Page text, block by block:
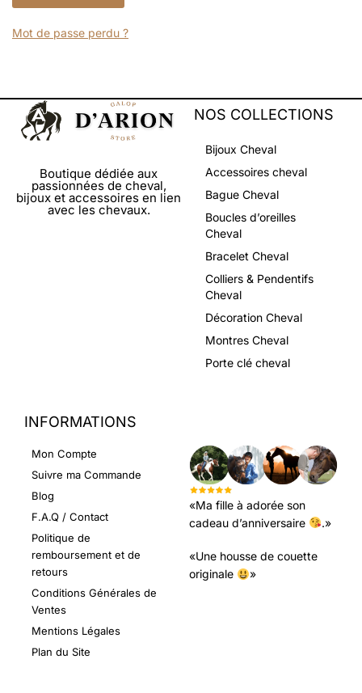
Mot de passe perdu ?
Boutique dédiée aux
passionnées de cheval,
bijoux et accessoires en lien
avec les chevaux.
NOS COLLECTIONS
Bijoux Cheval
Accessoires cheval
Bague Cheval
Boucles d’oreilles
Cheval
Bracelet Cheval
Colliers & Pendentifs
Cheval
Décoration Cheval
Montres Cheval
Porte clé cheval
INFORMATIONS
Mon Compte
Suivre ma Commande
Blog
F.A.Q / Contact
Politique de
remboursement et de
retours
Conditions Générales de
Ventes
Mentions Légales
Plan du Site
«Ma fille à adorée son
cadeau d’anniversaire
.»
«Une housse de couette
originale
»